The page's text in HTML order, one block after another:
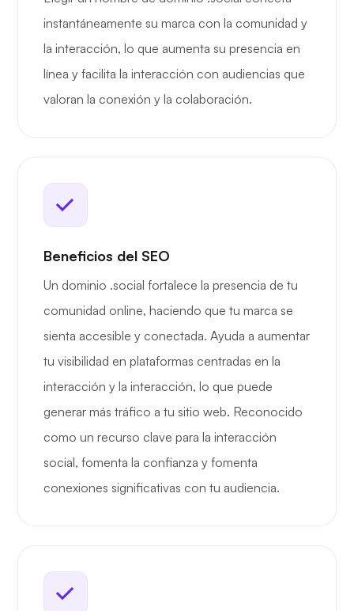
instantáneamente su marca con la comunidad y
la interacción, lo que aumenta su presencia en
línea y facilita la interacción con audiencias que
valoran la conexión y la colaboración.
Beneficios del SEO
Un dominio .social fortalece la presencia de tu
comunidad online, haciendo que tu marca se
sienta accesible y conectada. Ayuda a aumentar
tu visibilidad en plataformas centradas en la
interacción y la interacción, lo que puede
generar más tráfico a tu sitio web. Reconocido
como un recurso clave para la interacción
social, fomenta la confianza y fomenta
conexiones significativas con tu audiencia.